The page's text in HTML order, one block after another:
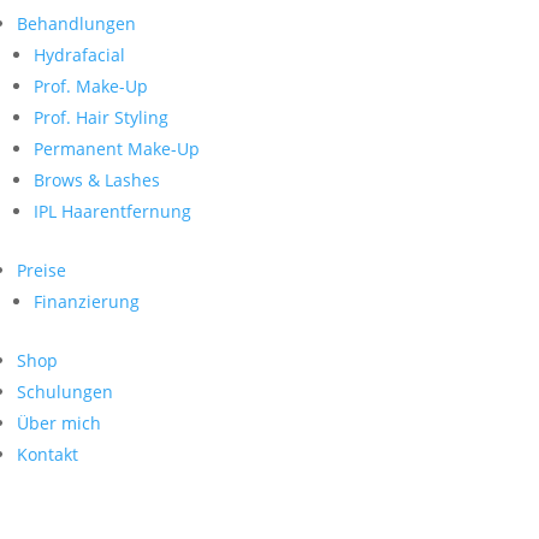
Behandlungen
Hydrafacial
Prof. Make-Up
Prof. Hair Styling
Permanent Make-Up
Brows & Lashes
IPL Haarentfernung
Preise
Finanzierung
Shop
Schulungen
Über mich
Kontakt
nach:
Neueste Kommentare
Archiv
Kategorien
Keine Kategorien
Meta
Anmelden
Feed der Einträge
WordPress.org
Search
nach:
Archive
Kontakt
Impressum
Datenschutz